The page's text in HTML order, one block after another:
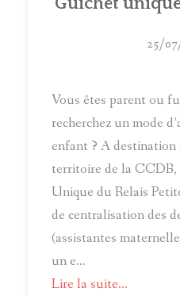
25/
Vous êtes parent ou
recherchez un mode
enfant ? A destination
territoire de la CCDB,
Unique du Relais
de centralisation des
(assistantes
un e...
Lire la suite...